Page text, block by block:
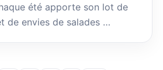
été apporte son lot de
de envies de salades …